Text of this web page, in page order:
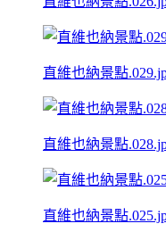
直維也納景點
直維也納景點
直維也納景點